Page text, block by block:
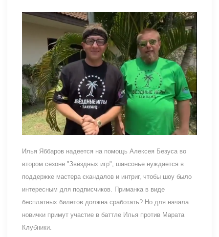
Илья Яббаров надеется на помощь Алексея Безуса во
втором сезоне "Звёздных игр", шансонье нуждается в
поддержке мастера скандалов и интриг, чтобы шоу было
интересным для подписчиков. Приманка в виде
бесплатных билетов должна сработать? Но для начала
новички примут участие в баттле Илья против Марата
Клубники.